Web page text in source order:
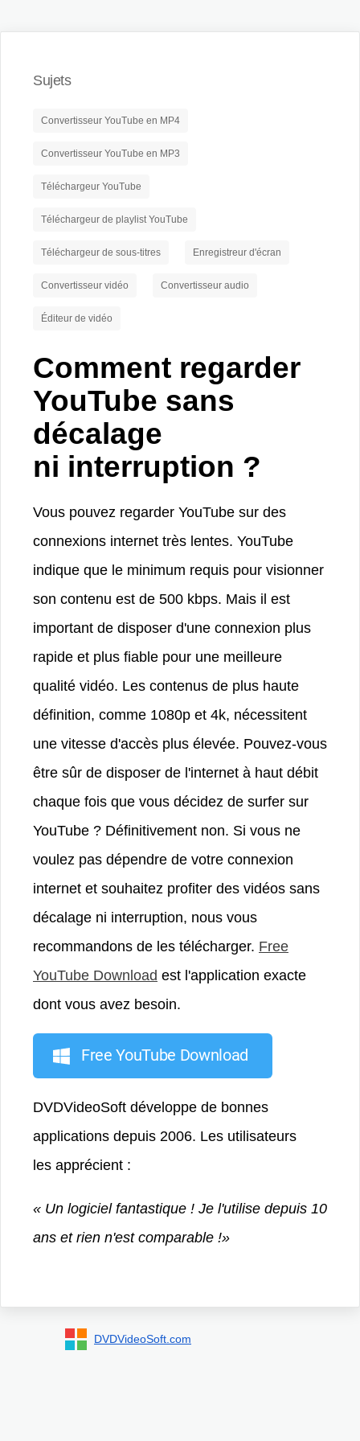
Sujets
Convertisseur YouTube en MP4
Convertisseur YouTube en MP3
Téléchargeur YouTube
Téléchargeur de playlist YouTube
Téléchargeur de sous-titres Enregistreur d'écran
Convertisseur vidéo Convertisseur audio
Éditeur de vidéo
Comment regarder
YouTube sans
décalage
ni interruption ?
Vous pouvez regarder YouTube sur des
connexions internet très lentes. YouTube
indique que le minimum requis pour visionner
son contenu est de 500 kbps. Mais il est
important de disposer d'une connexion plus
rapide et plus fiable pour une meilleure
qualité vidéo. Les contenus de plus haute
définition, comme 1080p et 4k, nécessitent
une vitesse d'accès plus élevée. Pouvez-vous
être sûr de disposer de l'internet à haut débit
chaque fois que vous décidez de surfer sur
YouTube ? Définitivement non. Si vous ne
voulez pas dépendre de votre connexion
internet et souhaitez profiter des vidéos sans
décalage ni interruption, nous vous
recommandons de les télécharger. Free
YouTube Download est l'application exacte
dont vous avez besoin.
Free YouTube Download
DVDVideoSoft développe de bonnes
applications depuis 2006. Les utilisateurs
les apprécient :
« Un logiciel fantastique ! Je l'utilise depuis 10
ans et rien n'est comparable !»
DVDVideoSoft.com